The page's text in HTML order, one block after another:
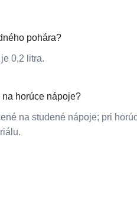
pohára?
0,2 litra.
horúce nápoje?
na studené nápoje; pri